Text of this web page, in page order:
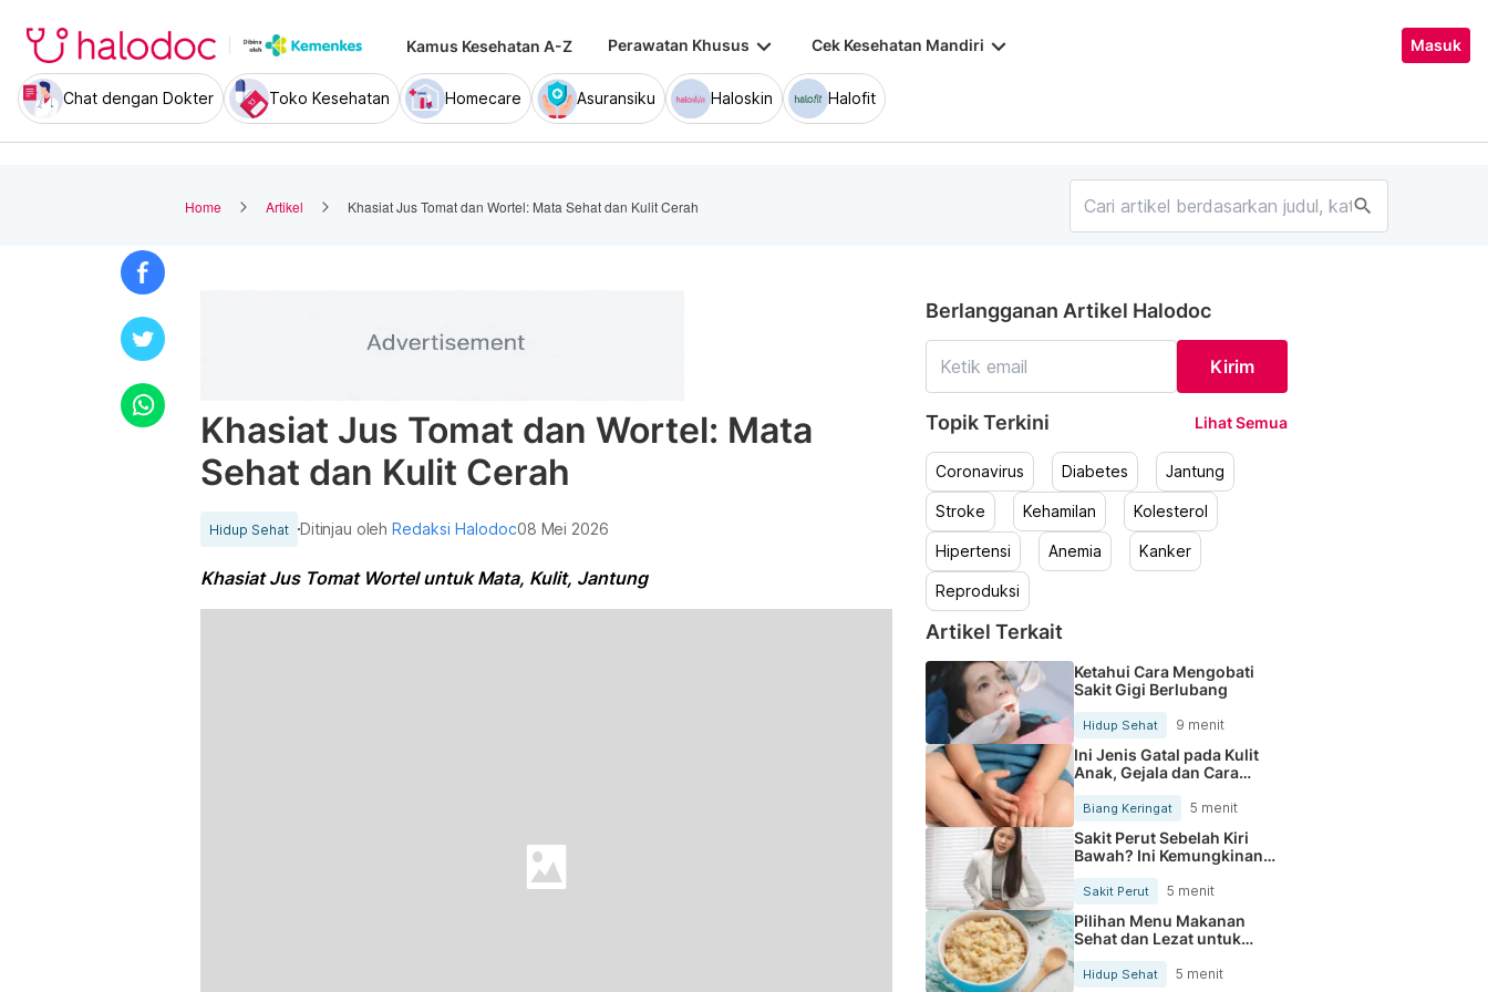
Kamus Kesehatan A-Z Perawatan Khusus keyboard_arrow_down Cek Kesehatan Mandiri keyboard_arrow_down Masuk
Chat dengan Dokter Toko Kesehatan Homecare Asuransiku Haloskin Halofit
Home Artikel Khasiat Jus Tomat dan Wortel: Mata Sehat dan Kulit Cerah search
Khasiat Jus Tomat dan Wortel: Mata
Sehat dan Kulit Cerah
Hidup Sehat Ditinjau olehRedaksi Halodoc08 Mei 2026
Khasiat Jus Tomat Wortel untuk Mata, Kulit, Jantung
Berlangganan Artikel Halodoc
Kirim
Topik Terkini Lihat Semua
Coronavirus Diabetes Jantung
Stroke Kehamilan Kolesterol
Hipertensi Anemia Kanker
Reproduksi
Artikel Terkait
Ketahui Cara Mengobati
Sakit Gigi Berlubang
Hidup Sehat 9 menit
Ini Jenis Gatal pada Kulit
Anak, Gejala dan Cara
Mengobatinya
Biang Keringat 5 menit
Sakit Perut Sebelah Kiri
Bawah? Ini Kemungkinan
Sakit Perut 5 menit
Pilihan Menu Makanan
Sehat dan Lezat untuk
Mengurangi Kolesterol
Hidup Sehat 5 menit